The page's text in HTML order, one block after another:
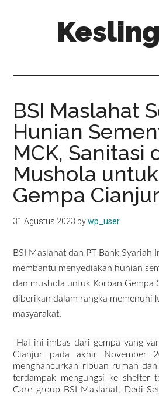
BSI Maslahat
Hunian
MCK, Sanitasi
Mushola
Gempa Cianjur
31 Agustus 2023 bywp_user
BSI Maslahat dan PT Bank Syariah
membantu menyediakan hunian
dan mushola untuk Korban Gempa
diberikan dalam rangka memenuhi
masyarakat.
Hal ini imbas dari gempa yang
Cianjur pada akhir November
menghancurkan ribuan rumah
terdampak mengungsi ke shelter
Care group BSI Maslahat, Dedi